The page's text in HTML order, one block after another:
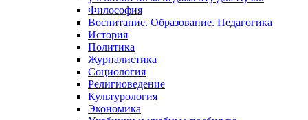
Философия
Воспитание. Образование. Педагогика
История
Политика
Журналистика
Социология
Религиоведение
Культурология
Экономика